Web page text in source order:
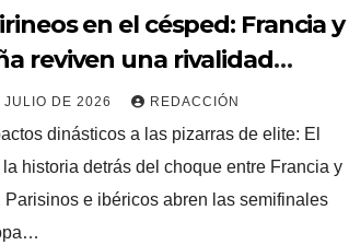
en el césped: Francia y
reviven una rivalidad
por el pase a la Final
JULIO DE 2026 REDACCIÓN
dinásticos a las pizarras de elite: El
historia detrás del choque entre Francia y
Parisinos e ibéricos abren las semifinales